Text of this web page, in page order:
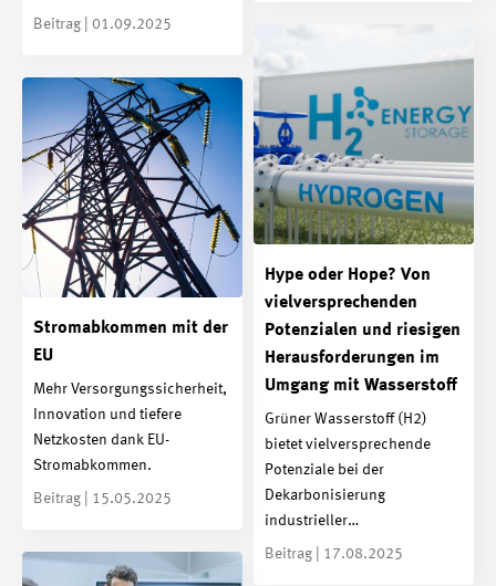
Beitrag | 01.09.2025
Hype oder Hope? Von
vielversprechenden
Potenzialen und riesigen
Herausforderungen im
Umgang mit Wasserstoff
Grüner Wasserstoff (H2)
bietet vielversprechende
Potenziale bei der
Dekarbonisierung
industrieller…
Beitrag | 17.08.2025
Stromabkommen mit der
EU
Mehr Versorgungssicherheit,
Innovation und tiefere
Netzkosten dank EU-
Stromabkommen.
Beitrag | 15.05.2025